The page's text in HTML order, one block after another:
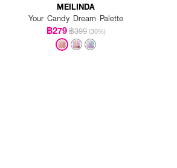
MEILINDA
Your Candy Dream Palette
฿279฿399 (30%)